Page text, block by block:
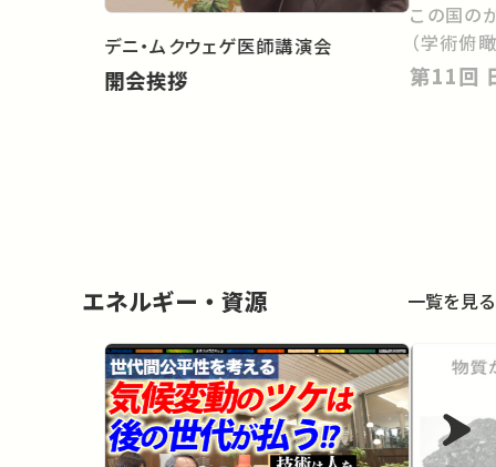
デニ・ムクウェゲ医師講演会
開会挨拶
この国の
（学術俯
エネルギー・資源 一覧を見る